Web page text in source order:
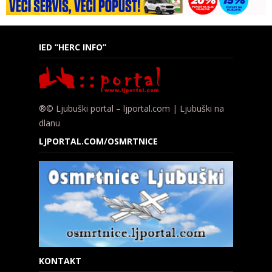
IED “HERC INFO”
®© Ljubuški portal – ljportal.com | Ljubuški na
dlanu
LJPORTAL.COM/OSMRTNICE
KONTAKT